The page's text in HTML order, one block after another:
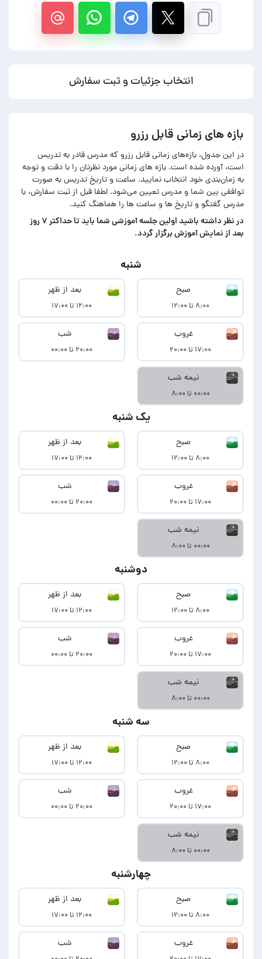
انتخاب جزئیات و ثبت سفارش
بازه های زمانی قابل رزرو
در این جدول، بازه‌های زمانی قابل رزرو که مدرس قادر به تدریس
است، آورده شده است. بازه های زمانی مورد نظرتان را با دقت و توجه
به زمان‌بندی خود انتخاب نمایید. ساعت و تاریخ تدریس به صورت
توافقی بین شما و مدرس تعیین می‌شود. لطفا قبل از ثبت سفارش، با
مدرس گفتگو و تاریخ ها و ساعت ها را هماهنگ کنید.
در‌ نظر داشته باشید اولین جلسه آموزشی شما باید تا حداکثر ۷ روز
بعد از نمایش آموزش برگزار گردد.
شنبه
صبح
۸:۰۰ تا ۱۲:۰۰
بعد از ظهر
۱۲:۰۰ تا ۱۷:۰۰
غروب
۱۷:۰۰ تا ۲۰:۰۰
شب
۲۰:۰۰ تا ۰۰:۰۰
نیمه شب
۰۰:۰۰ تا ۸:۰۰
یک شنبه
صبح
۸:۰۰ تا ۱۲:۰۰
بعد از ظهر
۱۲:۰۰ تا ۱۷:۰۰
غروب
۱۷:۰۰ تا ۲۰:۰۰
شب
۲۰:۰۰ تا ۰۰:۰۰
نیمه شب
۰۰:۰۰ تا ۸:۰۰
دوشنبه
صبح
۸:۰۰ تا ۱۲:۰۰
بعد از ظهر
۱۲:۰۰ تا ۱۷:۰۰
غروب
۱۷:۰۰ تا ۲۰:۰۰
شب
۲۰:۰۰ تا ۰۰:۰۰
نیمه شب
۰۰:۰۰ تا ۸:۰۰
سه شنبه
صبح
۸:۰۰ تا ۱۲:۰۰
بعد از ظهر
۱۲:۰۰ تا ۱۷:۰۰
غروب
۱۷:۰۰ تا ۲۰:۰۰
شب
۲۰:۰۰ تا ۰۰:۰۰
نیمه شب
۰۰:۰۰ تا ۸:۰۰
چهارشنبه
صبح
۸:۰۰ تا ۱۲:۰۰
بعد از ظهر
۱۲:۰۰ تا ۱۷:۰۰
غروب شب